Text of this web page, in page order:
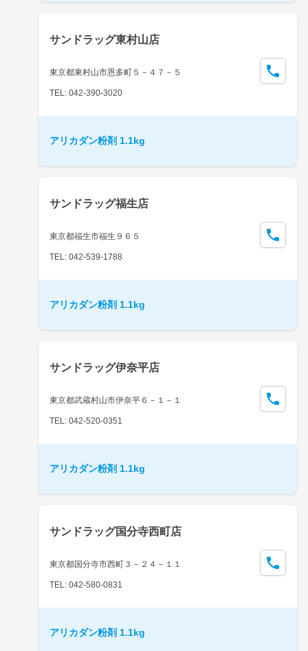
サンドラッグ東村山店
東京都東村山市恩多町５－４７－５
TEL: 042-390-3020
アリカダン粉剤 1.1kg
サンドラッグ福生店
東京都福生市福生９６５
TEL: 042-539-1788
アリカダン粉剤 1.1kg
サンドラッグ伊奈平店
東京都武蔵村山市伊奈平６－１－１
TEL: 042-520-0351
アリカダン粉剤 1.1kg
サンドラッグ国分寺西町店
東京都国分寺市西町３－２４－１１
TEL: 042-580-0831
アリカダン粉剤 1.1kg